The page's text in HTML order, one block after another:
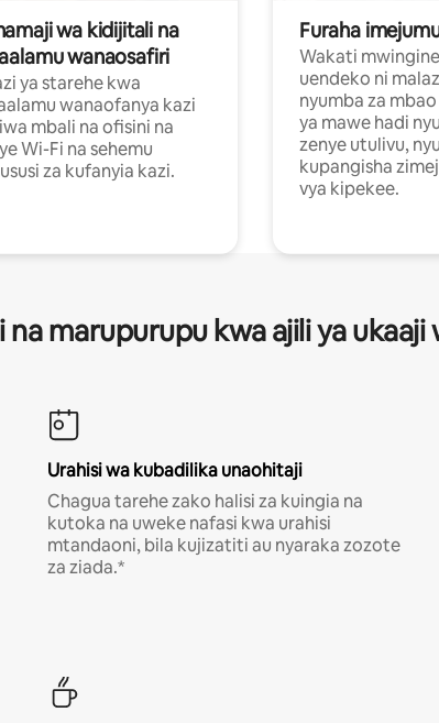
wa kidijitali na
wanaosafiri
ya starehe kwa
wanaofanya kazi
mbali na ofisini na
Wi-Fi na sehemu
za kufanyia kazi.
Furaha
Wakati
uendeko ni
nyumba za
ya mawe hadi
zenye utulivu,
kupangisha
vya kipekee.
na marupurupu kwa ajili ya
Urahisi wa kubadilika unaohitaji
Chagua tarehe zako halisi za kuingia na
kutoka na uweke nafasi kwa urahisi
mtandaoni, bila kujizatiti au nyaraka zozote
za ziada.*